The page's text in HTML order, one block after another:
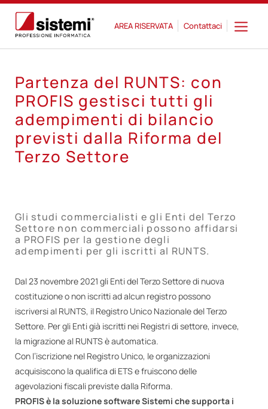
AREA RISERVATA Contattaci
Partenza del RUNTS: con
PROFIS gestisci tutti gli
adempimenti di bilancio
previsti dalla Riforma del
Terzo Settore
Gli studi commercialisti e gli Enti del Terzo
Settore non commerciali possono affidarsi
a PROFIS per la gestione degli
adempimenti per gli iscritti al RUNTS.
Dal 23 novembre 2021 gli Enti del Terzo Settore di nuova
costituzione o non iscritti ad alcun registro possono
iscriversi al RUNTS, il Registro Unico Nazionale del Terzo
Settore. Per gli Enti già iscritti nei Registri di settore, invece,
la migrazione al RUNTS è automatica.
Con l’iscrizione nel Registro Unico, le organizzazioni
acquisiscono la qualifica di ETS e fruiscono delle
agevolazioni fiscali previste dalla Riforma.
PROFIS è la soluzione software Sistemi che supporta i